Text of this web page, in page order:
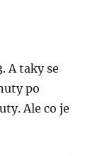
A taky se
po
Ale co je